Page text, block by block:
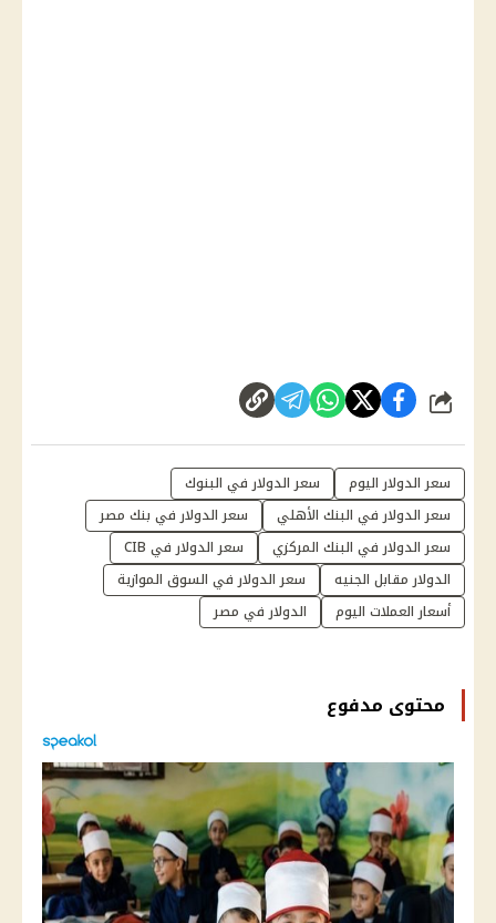
شارك
سعر الدولار اليوم
سعر الدولار في البنوك
سعر الدولار في البنك الأهلي
سعر الدولار في بنك مصر
سعر الدولار في البنك المركزي
سعر الدولار في CIB
الدولار مقابل الجنيه
سعر الدولار في السوق الموازية
أسعار العملات اليوم
الدولار في مصر
محتوى مدفوع